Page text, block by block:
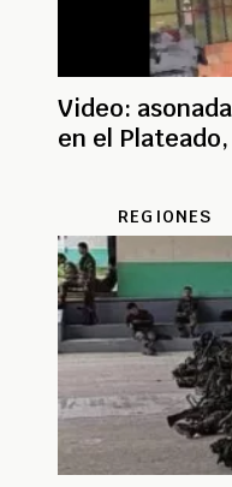
Video:
en el
REGIONES